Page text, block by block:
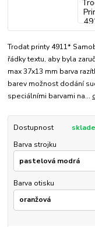
Trodat printy 4911*
řádky textu, aby byla
max 37x13 mm barva
barev možnost dodání
speciálními barvami na...
Dostupnost
Barva strojku
Barva otisku